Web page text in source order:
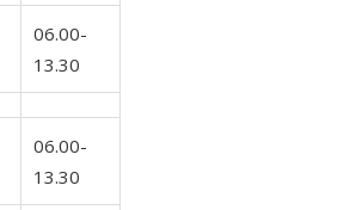
06.00-
13.30
06.00-
13.30